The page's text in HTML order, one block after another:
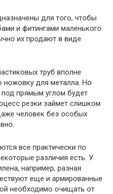
для того, чтобы
и фитингами маленького
их продают в виде
труб вполне
для металла. Но
под прямым углом будет
резки займет слишком
человек без особых
все практически по
различия есть. У
например, разная
еще и армированные
необходимо очищать от